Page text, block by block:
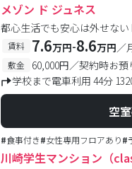
メゾン ド ジュネス
都心生活でも安心は外せ
賃料 7.6万円-8.6万円／
敷金 60,000円／契約時お預
学校まで電車利用 44分
空
#食事付き#女性専用フロアあり#
川崎学生マンション（